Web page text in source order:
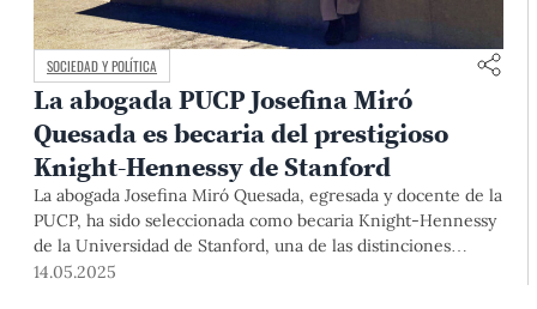
SOCIEDAD Y POLÍTICA
La abogada PUCP Josefina Miró
Quesada es becaria del prestigioso
Knight-Hennessy de Stanford
La abogada Josefina Miró Quesada, egresada y docente de la
PUCP, ha sido seleccionada como becaria Knight-Hennessy
de la Universidad de Stanford, una de las distinciones
académicas más competitivas del mundo. Su elección no
14.05.2025